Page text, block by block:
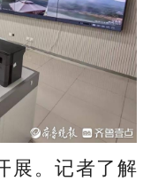
展。记者了解